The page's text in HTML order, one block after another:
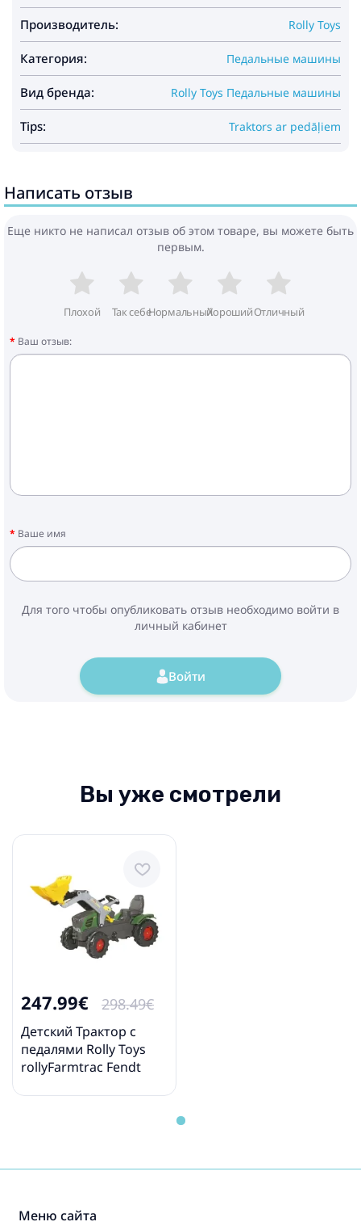
Производитель: Rolly Toys
Категория: Педальные машины
Вид бренда: Rolly Toys Педальные машины
Tips: Traktors ar pedāļiem
Написать отзыв
Еще никто не написал отзыв об этом товаре, вы можете быть
первым.
Плохой Так себеНормальныйХорошийОтличный
Ваш отзыв:
Ваше имя
Для того чтобы опубликовать отзыв необходимо войти в
личный кабинет
Войти
Вы уже смотрели
247.99€ 298.49€
Детский Трактор с
педалями Rolly Toys
rollyFarmtrac Fendt
Меню сайта